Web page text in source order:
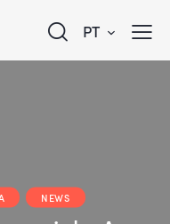
PT
NEWS